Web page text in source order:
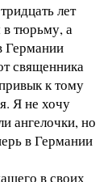
лет
в тюрьму, а
Германии
священника
к тому
Я не хочу
ангелочки, но
в Германии
в своих